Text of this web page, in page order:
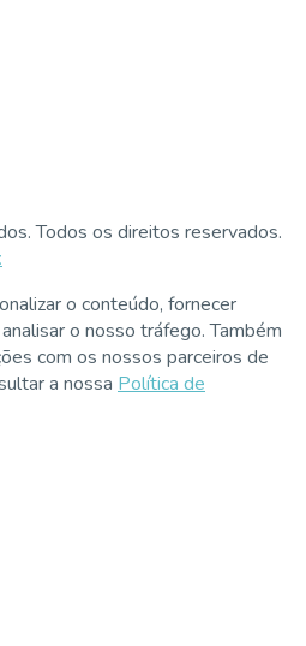
Todos os direitos reservados.
o conteúdo, fornecer
o nosso tráfego. Também
com os nossos parceiros de
a nossa Política de